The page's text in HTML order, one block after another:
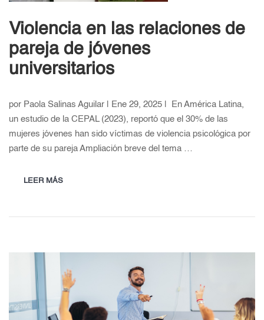
Violencia en las relaciones de
pareja de jóvenes
universitarios
por Paola Salinas Aguilar | Ene 29, 2025 | En América Latina,
un estudio de la CEPAL (2023), reportó que el 30% de las
mujeres jóvenes han sido víctimas de violencia psicológica por
parte de su pareja Ampliación breve del tema …
LEER MÁS